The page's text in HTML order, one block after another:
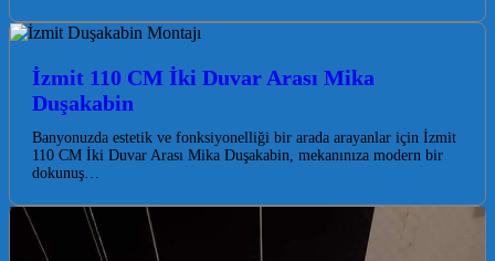
İzmit 110 CM İki Duvar Arası Mika
Duşakabin
Banyonuzda estetik ve fonksiyonelliği bir arada arayanlar için İzmit
110 CM İki Duvar Arası Mika Duşakabin, mekanınıza modern bir
dokunuş…